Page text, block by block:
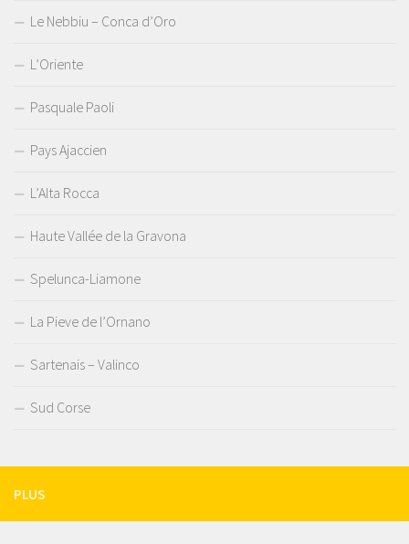
Le Nebbiu – Conca d’Oro
L’Oriente
Pasquale Paoli
Pays Ajaccien
L’Alta Rocca
Haute Vallée de la Gravona
Spelunca-Liamone
La Pieve de l’Ornano
Sartenais – Valinco
Sud Corse
PLUS